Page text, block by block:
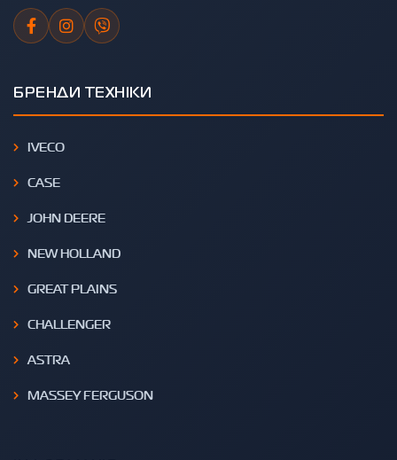
БРЕНДИ ТЕХНІКИ
IVECO
CASE
JOHN DEERE
NEW HOLLAND
GREAT PLAINS
CHALLENGER
ASTRA
MASSEY FERGUSON